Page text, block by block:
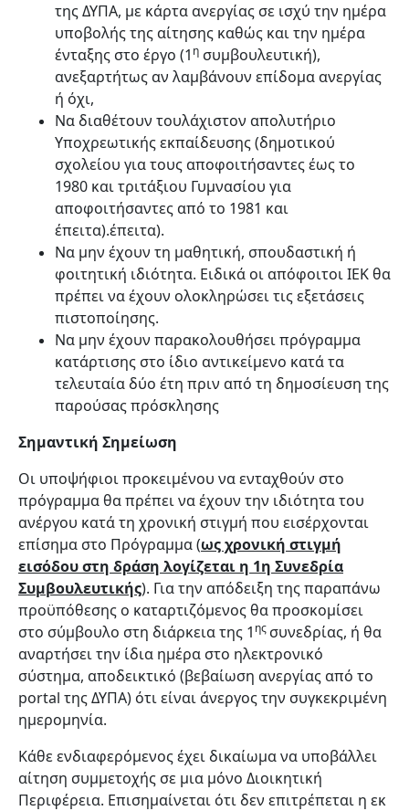
της ΔΥΠΑ, με κάρτα ανεργίας σε ισχύ την ημέρα
υποβολής της αίτησης καθώς και την ημέρα
ένταξης στο έργο (1 η συμβουλευτική),
ανεξαρτήτως αν λαμβάνουν επίδομα ανεργίας
ή όχι,
Να διαθέτουν τουλάχιστον απολυτήριο
Υποχρεωτικής εκπαίδευσης (δημοτικού
σχολείου για τους αποφοιτήσαντες έως το
1980 και τριτάξιου Γυμνασίου για
αποφοιτήσαντες από το 1981 και
έπειτα).έπειτα).
Να μην έχουν τη μαθητική, σπουδαστική ή
φοιτητική ιδιότητα. Ειδικά οι απόφοιτοι ΙΕΚ θα
πρέπει να έχουν ολοκληρώσει τις εξετάσεις
πιστοποίησης.
Να μην έχουν παρακολουθήσει πρόγραμμα
κατάρτισης στο ίδιο αντικείμενο κατά τα
τελευταία δύο έτη πριν από τη δημοσίευση της
παρούσας πρόσκλησης
Σημαντική Σημείωση
Οι υποψήφιοι προκειμένου να ενταχθούν στο
πρόγραμμα θα πρέπει να έχουν την ιδιότητα του
ανέργου κατά τη χρονική στιγμή που εισέρχονται
επίσημα στο Πρόγραμμα(ως χρονική στιγμή
εισόδου στη δράση λογίζεται η 1η Συνεδρία
Συμβουλευτικής). Για την απόδειξη της παραπάνω
προϋπόθεσης ο καταρτιζόμενος θα προσκομίσει
στο σύμβουλο στη διάρκεια της 1 ης συνεδρίας, ή θα
αναρτήσει την ίδια ημέρα στο ηλεκτρονικό
σύστημα, αποδεικτικό (βεβαίωση ανεργίας από το
portal της ΔΥΠΑ) ότι είναι άνεργος την συγκεκριμένη
ημερομηνία.
Κάθε ενδιαφερόμενος έχει δικαίωμα να υποβάλλει
αίτηση συμμετοχής σε μια μόνο Διοικητική
Περιφέρεια. Επισημαίνεται ότι δεν επιτρέπεται η εκ